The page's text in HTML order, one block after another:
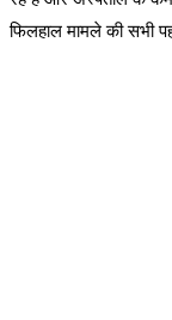
फिलहाल मामले की सभी